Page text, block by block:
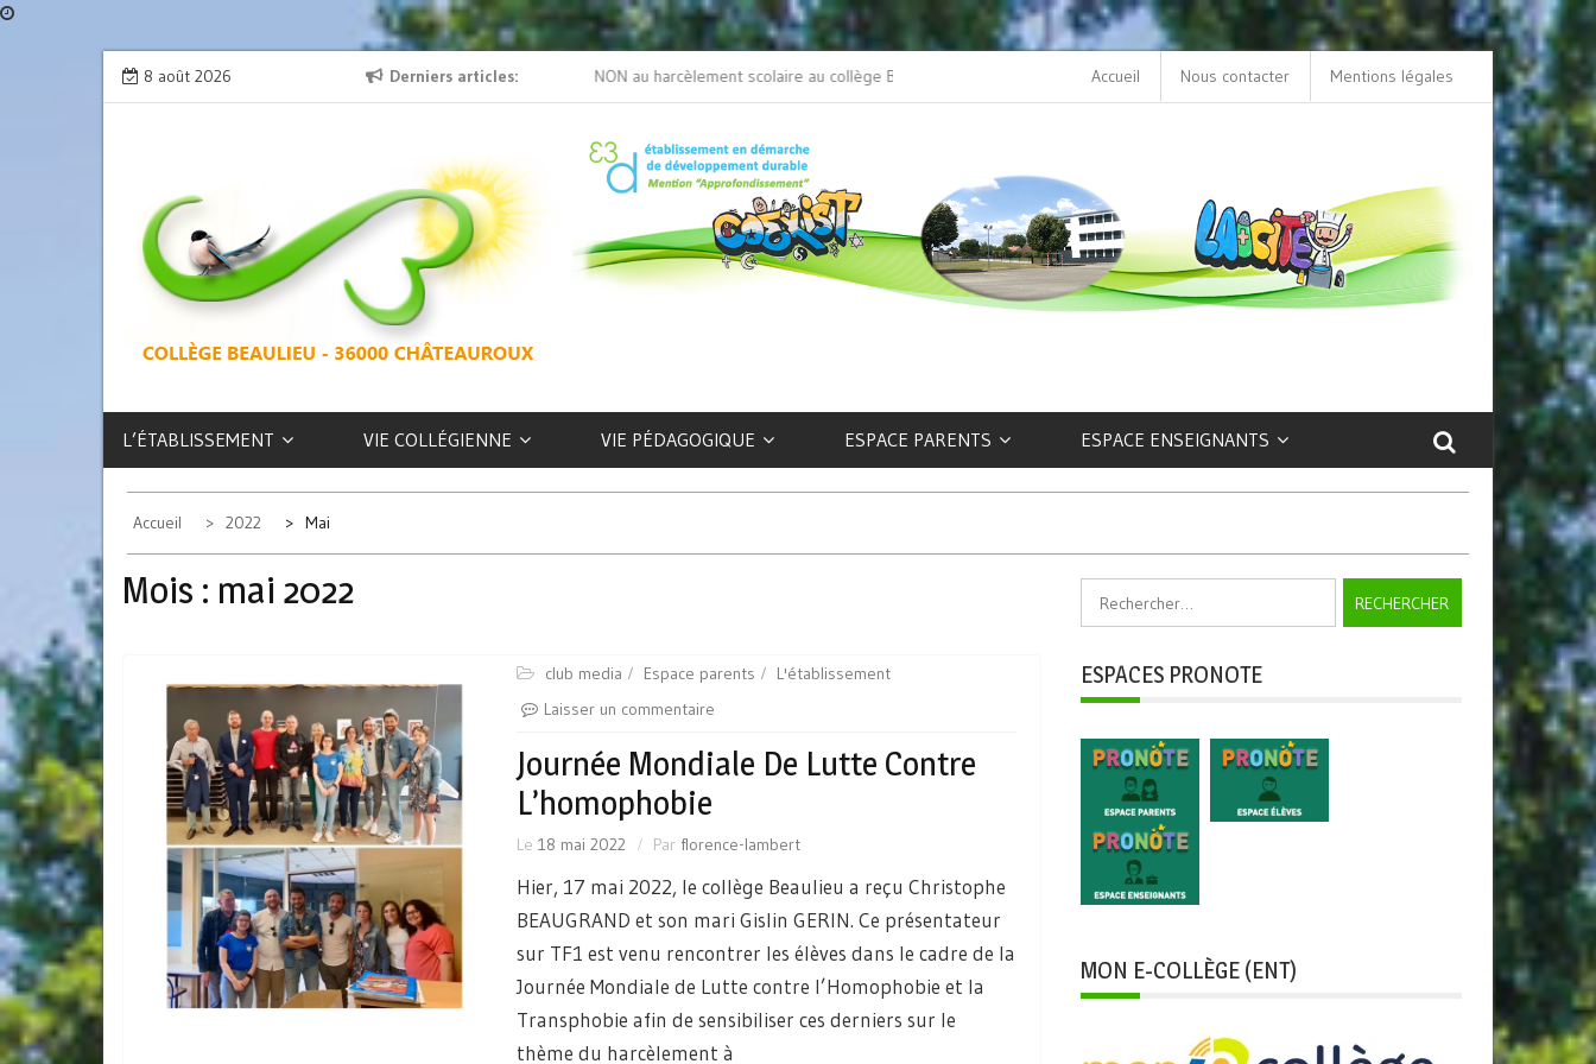
Skip
8 août 2026 Derniers articles
» : l’émission de radioL’exposition des latinistes est là ! NON au harcèlement scolaire au collège Beaulieu
L’option LCA Latin au collège : une porte
sur la culture et le patrimoine antique !
Accueil Nous contacter Mentions légales
COLLÈGE
BEAULIEU –
CHÂTEAUROUX
L’ÉTABLISSEMENT VIE COLLÉGIENNE VIE PÉDAGOGIQUE ESPACE PARENTS ESPACE ENSEIGNANTS
Accueil 2022 Mai
Mois : mai 2022
club media Espace parents
L'établissement
Laisser un commentaire
Journée Mondiale De Lutte Contre
L’homophobie
Le 18 mai 2022 Par florence-lambert
Hier, 17 mai 2022, le collège Beaulieu a reçu Christophe
BEAUGRAND et son mari Gislin GERIN. Ce présentateur
sur TF1 est venu rencontrer les élèves dans le cadre de la
Journée Mondiale de Lutte contre l’Homophobie et la
Transphobie afin de sensibiliser ces derniers sur le
thème du harcèlement à
ESPACES PRONOTE
MON E-COLLÈGE (ENT)